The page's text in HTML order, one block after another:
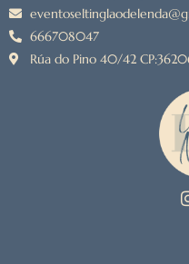
666708047
Rúa do Pino 40/42